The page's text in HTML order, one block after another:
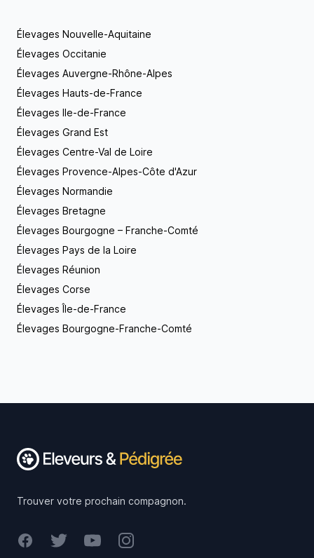
Élevages Nouvelle-Aquitaine
Élevages Occitanie
Élevages Auvergne-Rhône-Alpes
Élevages Hauts-de-France
Élevages Ile-de-France
Élevages Grand Est
Élevages Centre-Val de Loire
Élevages Provence-Alpes-Côte d'Azur
Élevages Normandie
Élevages Bretagne
Élevages Bourgogne – Franche-Comté
Élevages Pays de la Loire
Élevages Réunion
Élevages Corse
Élevages Île-de-France
Élevages Bourgogne-Franche-Comté
Trouver votre prochain compagnon.
FacebookTwitterYoutubeInstagram